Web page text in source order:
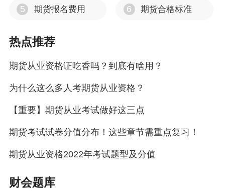
第八章【分值：10%左右】
品种合约的具体内容，影响利率期货价格的因
素，久期的计算，利率期货套期保值、投机和套
第九章【分值：10%左右】
常见考点有：沪深300股指期货合约的具体内容，
β系数的计算，股指期货套期保值中合约数量的确
合约无套利区间的计算及应用，权益类期权的内
5 期货报名费用 6 期货合格标准
热点推荐
期货从业资格证吃香吗？到底有啥用？
为什么这么多人考期货从业资格？
【重要】期货从业考试做好这三点
期货考试试卷分值分布！这些章节需重点复习！
期货从业资格2022年考试题型及分值
财会题库